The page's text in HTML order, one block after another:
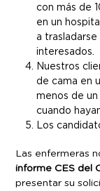
con más de
en un
a
interesados.
Nuestros
de cama en
menos de
cuando
Los
Las enfermeras
informe CES del
presentar su